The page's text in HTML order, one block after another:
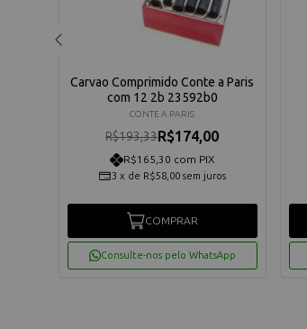
Carvao Comprimido Conte a Paris
com 12 2b 23592b0
CONTE A PARIS
R$193,33R$174,00
R$165,30 com PIX
3 x de R$58,00 sem juros
COMPRAR
Consulte-nos pelo WhatsApp